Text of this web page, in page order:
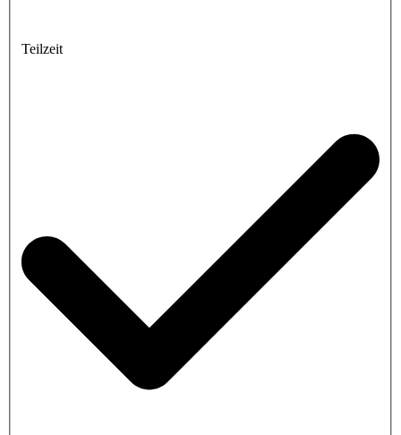
Teilzeit